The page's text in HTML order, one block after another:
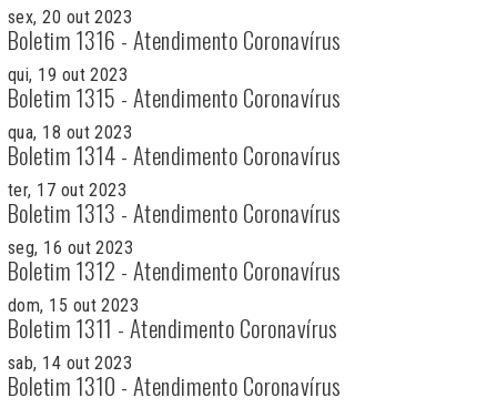
sex, 20 out 2023
Boletim 1316 - Atendimento Coronavírus
qui, 19 out 2023
Boletim 1315 - Atendimento Coronavírus
qua, 18 out 2023
Boletim 1314 - Atendimento Coronavírus
ter, 17 out 2023
Boletim 1313 - Atendimento Coronavírus
seg, 16 out 2023
Boletim 1312 - Atendimento Coronavírus
dom, 15 out 2023
Boletim 1311 - Atendimento Coronavírus
sab, 14 out 2023
Boletim 1310 - Atendimento Coronavírus